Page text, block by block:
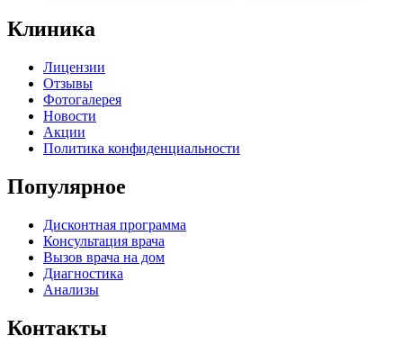
Клиника
Лицензии
Отзывы
Фотогалерея
Новости
Акции
Политика конфиденциальности
Популярное
Дисконтная программа
Консультация врача
Вызов врача на дом
Диагностика
Анализы
Контакты